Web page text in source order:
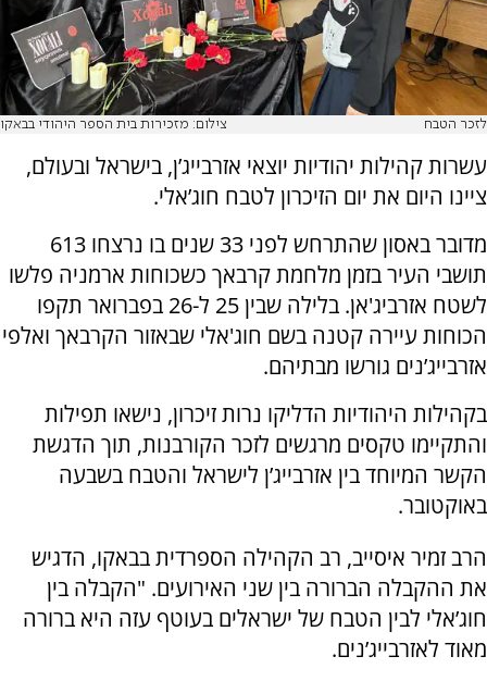
לזכר הטבח צילום: מזכירות בית הספר היהודי בבאקו
עשרות קהילות יהודיות יוצאי אזרבייג’ן, בישראל ובעולם,
ציינו היום את יום הזיכרון לטבח חוג’אלי.
מדובר באסון שהתרחש לפני 33 שנים בו נרצחו 613
תושבי העיר בזמן מלחמת קרבאך כשכוחות ארמניה פלשו
לשטח אזרביג'אן. בלילה שבין 25 ל-26 בפברואר תקפו
הכוחות עיירה קטנה בשם חוג'אלי שבאזור הקרבאך ואלפי
אזרבייג’נים גורשו מבתיהם.
בקהילות היהודיות הדליקו נרות זיכרון, נישאו תפילות
והתקיימו טקסים מרגשים לזכר הקורבנות, תוך הדגשת
הקשר המיוחד בין אזרבייג’ן לישראל והטבח בשבעה
באוקטובר.
הרב זמיר איסייב, רב הקהילה הספרדית בבאקו, הדגיש
את ההקבלה הברורה בין שני האירועים. "הקבלה בין
חוג’אלי לבין הטבח של ישראלים בעוטף עזה היא ברורה
מאוד לאזרבייג’נים.